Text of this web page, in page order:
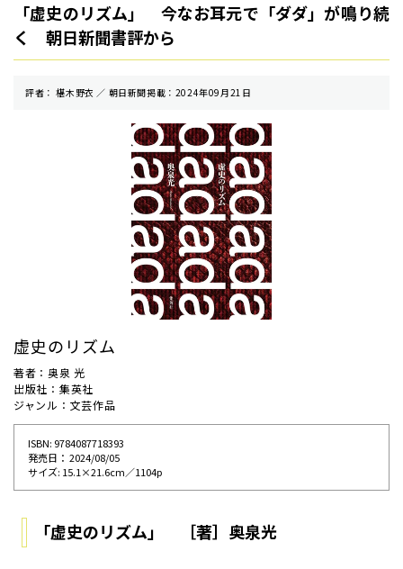
「虚史のリズム」 今なお耳元で「ダダ」が鳴り続
く 朝日新聞書評から
評者： 椹木野衣 ／ 朝⽇新聞掲載：2024年09月21日
虚史のリズム
著者：奥泉 光
出版社：集英社
ジャンル：文芸作品
ISBN: 9784087718393
発売⽇： 2024/08/05
サイズ: 15.1×21.6cm／1104p
「虚史のリズム」 ［著］奥泉光